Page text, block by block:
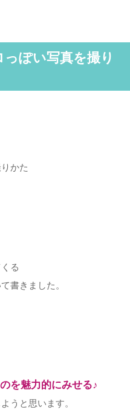
っぽい写真を撮り
かた
る
書きました。
を魅力的にみせる♪
うと思います。